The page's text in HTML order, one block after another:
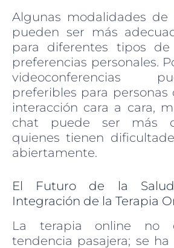
Algunas modalidades de
pueden ser más
para diferentes tipos
preferencias personales.
videoconferencias
preferibles para personas
interacción cara a cara,
chat puede ser más
quienes tienen
abiertamente.
El Futuro de la
Integración de la Terapia
La terapia online no
tendencia pasajera; se